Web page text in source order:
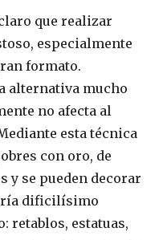
que realizar
especialmente
formato.
alternativa mucho
no afecta al
esta técnica
con oro, de
y se pueden decorar
dificilísimo
retablos, estatuas,